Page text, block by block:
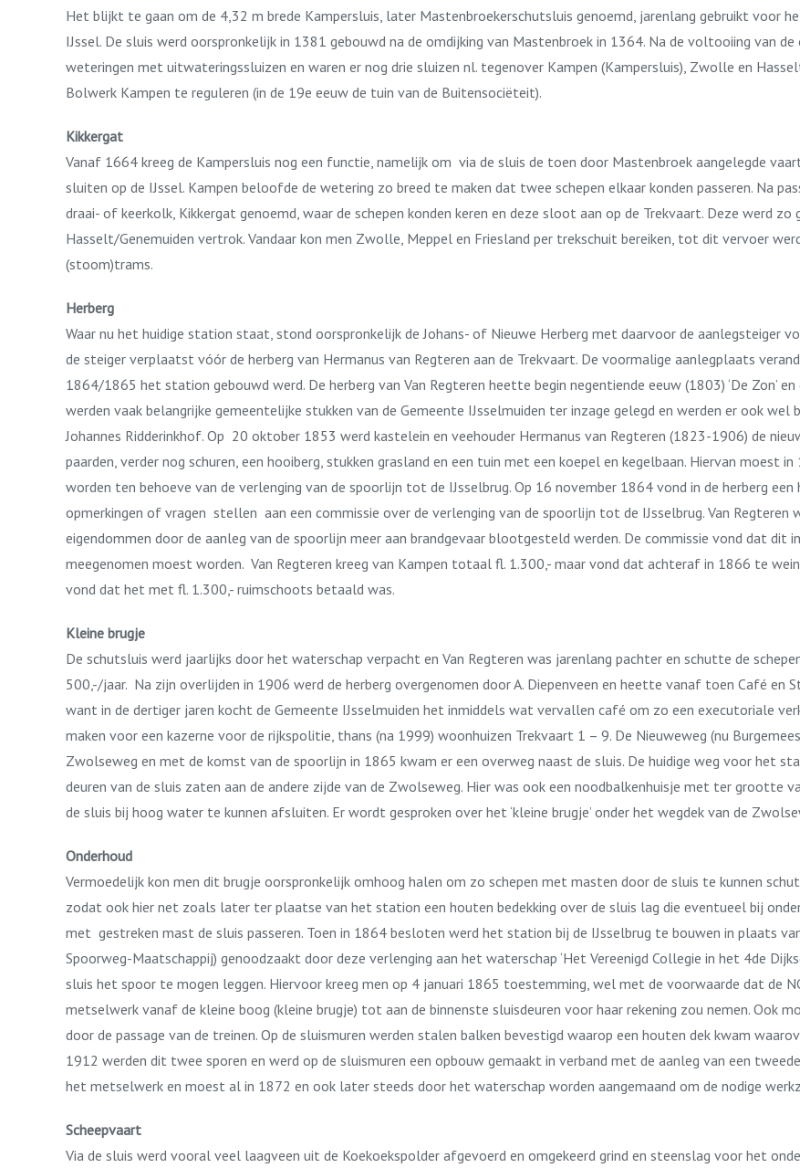
Het blijkt te gaan om de 4,32 m brede Kampersluis, later Mastenbroekerschutsluis genoemd, jarenlang gebruikt voor
IJssel. De sluis werd oorspronkelijk in 1381 gebouwd na de omdijking van Mastenbroek in 1364. Na de voltooiing van
weteringen met uitwateringssluizen en waren er nog drie sluizen nl. tegenover Kampen (Kampersluis), Zwolle en
Bolwerk Kampen te reguleren (in de 19e eeuw de tuin van de Buitensociëteit).
Kikkergat
Vanaf 1664 kreeg de Kampersluis nog een functie, namelijk om via de sluis de toen door Mastenbroek aangelegde
sluiten op de IJssel. Kampen beloofde de wetering zo breed te maken dat twee schepen elkaar konden passeren. Na
draai- of keerkolk, Kikkergat genoemd, waar de schepen konden keren en deze sloot aan op de Trekvaart. Deze werd
Hasselt/Genemuiden vertrok. Vandaar kon men Zwolle, Meppel en Friesland per trekschuit bereiken, tot dit vervoer
(stoom)trams.
Herberg
Waar nu het huidige station staat, stond oorspronkelijk de Johans- of Nieuwe Herberg met daarvoor de aanlegsteiger
de steiger verplaatst vóór de herberg van Hermanus van Regteren aan de Trekvaart. De voormalige aanlegplaats
1864/1865 het station gebouwd werd. De herberg van Van Regteren heette begin negentiende eeuw (1803) ‘De Zon’
werden vaak belangrijke gemeentelijke stukken van de Gemeente IJsselmuiden ter inzage gelegd en werden er ook wel
Johannes Ridderinkhof. Op 20 oktober 1853 werd kastelein en veehouder Hermanus van Regteren (1823-1906) de
paarden, verder nog schuren, een hooiberg, stukken grasland en een tuin met een koepel en kegelbaan. Hiervan moest
worden ten behoeve van de verlenging van de spoorlijn tot de IJsselbrug. Op 16 november 1864 vond in de herberg
opmerkingen of vragen stellen aan een commissie over de verlenging van de spoorlijn tot de IJsselbrug. Van Regteren
eigendommen door de aanleg van de spoorlijn meer aan brandgevaar blootgesteld werden. De commissie vond dat dit
meegenomen moest worden. Van Regteren kreeg van Kampen totaal fl. 1.300,- maar vond dat achteraf in 1866 te
vond dat het met fl. 1.300,- ruimschoots betaald was.
Kleine brugje
De schutsluis werd jaarlijks door het waterschap verpacht en Van Regteren was jarenlang pachter en schutte de
500,-/jaar. Na zijn overlijden in 1906 werd de herberg overgenomen door A. Diepenveen en heette vanaf toen Café en
want in de dertiger jaren kocht de Gemeente IJsselmuiden het inmiddels wat vervallen café om zo een executoriale
maken voor een kazerne voor de rijkspolitie, thans (na 1999) woonhuizen Trekvaart 1 – 9. De Nieuweweg (nu
Zwolseweg en met de komst van de spoorlijn in 1865 kwam er een overweg naast de sluis. De huidige weg voor het
deuren van de sluis zaten aan de andere zijde van de Zwolseweg. Hier was ook een noodbalkenhuisje met ter grootte
de sluis bij hoog water te kunnen afsluiten. Er wordt gesproken over het ‘kleine brugje’ onder het wegdek van de
Onderhoud
Vermoedelijk kon men dit brugje oorspronkelijk omhoog halen om zo schepen met masten door de sluis te kunnen
zodat ook hier net zoals later ter plaatse van het station een houten bedekking over de sluis lag die eventueel bij
met gestreken mast de sluis passeren. Toen in 1864 besloten werd het station bij de IJsselbrug te bouwen in plaats van
Spoorweg-Maatschappij) genoodzaakt door deze verlenging aan het waterschap ‘Het Vereenigd Collegie in het 4de
sluis het spoor te mogen leggen. Hiervoor kreeg men op 4 januari 1865 toestemming, wel met de voorwaarde dat de
metselwerk vanaf de kleine boog (kleine brugje) tot aan de binnenste sluisdeuren voor haar rekening zou nemen. Ook
door de passage van de treinen. Op de sluismuren werden stalen balken bevestigd waarop een houten dek kwam
1912 werden dit twee sporen en werd op de sluismuren een opbouw gemaakt in verband met de aanleg van een
het metselwerk en moest al in 1872 en ook later steeds door het waterschap worden aangemaand om de nodige
Scheepvaart
Via de sluis werd vooral veel laagveen uit de Koekoekspolder afgevoerd en omgekeerd grind en steenslag voor het